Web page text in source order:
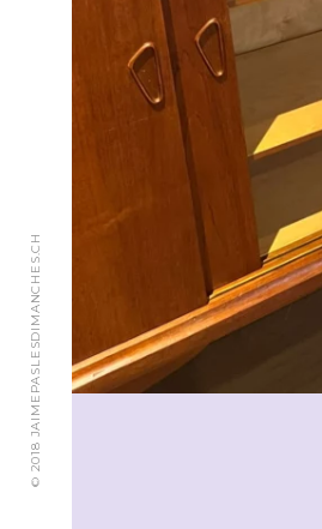
© 2018 JAIMEPASLESDIMANCHES.CH